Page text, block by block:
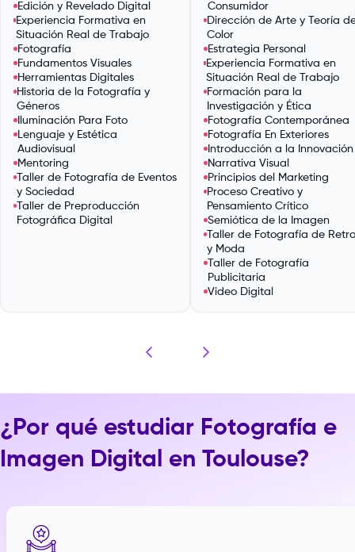
Edición y Revelado Digital
Experiencia Formativa en
Situación Real de Trabajo
Fotografía
Fundamentos Visuales
Herramientas Digitales
Historia de la Fotografía y
Géneros
Iluminación Para Foto
Lenguaje y Estética
Audiovisual
Mentoring
Taller de Fotografía de Eventos
y Sociedad
Taller de Preproducción
Fotográfica Digital
Consumidor
Dirección de Arte y Teoría
Color
Estrategia Personal
Experiencia Formativa en
Situación Real de Trabajo
Formación para la
Investigación y Ética
Fotografía Contemporánea
Fotografía En Exteriores
Introducción a la Innovación
Narrativa Visual
Principios del Marketing
Proceso Creativo y
Pensamiento Crítico
Semiótica de la Imagen
Taller de Fotografía de
y Moda
Taller de Fotografía
Publicitaria
Video Digital
¿Por qué estudiar Fotografía e
Imagen Digital en Toulouse?